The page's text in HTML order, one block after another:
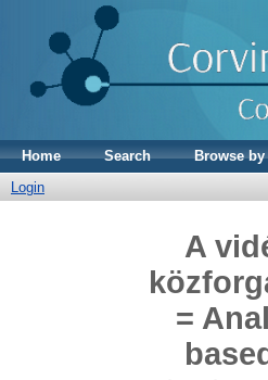
Home Search Browse by
Login
A
=